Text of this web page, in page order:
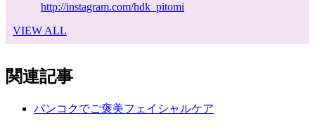
http://instagram.com/hdk_pitomi
VIEW ALL
関連記事
バンコクでご褒美フェイシャルケア